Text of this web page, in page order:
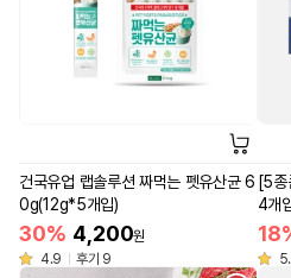
건국유업 랩솔루션 짜먹는 펫유산균 6
0g(12g*5개입)
30% 4,200원
4.9
후기 9
[5종
4개